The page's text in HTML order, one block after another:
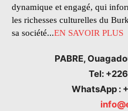
dynamique et engagé, qui
les richesses culturelles du
sa société...EN SAVOIR PLUS
PABRE,
Tel:
WhatsApp :